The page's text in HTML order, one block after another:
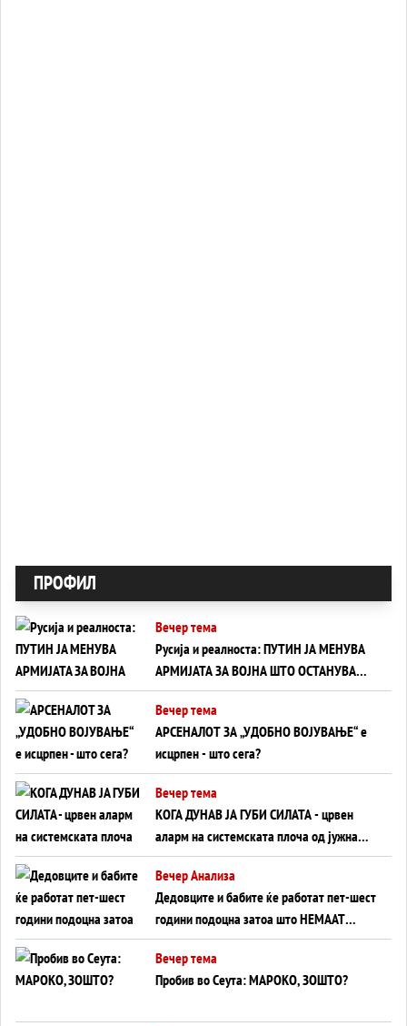
ПРОФИЛ
Вечер тема
Русија и реалноста: ПУТИН ЈА МЕНУВА
АРМИЈАТА ЗА ВОЈНА ШТО ОСТАНУВА
БЕЗ ФРОНТ
Вечер тема
АРСЕНАЛОТ ЗА „УДОБНО ВОЈУВАЊЕ“ е
исцрпен - што сега?
Вечер тема
КОГА ДУНАВ ЈА ГУБИ СИЛАТА - црвен
аларм на системската плоча од јужна
Германија до Црното Море...
Вечер Анализа
Дедовците и бабите ќе работат пет-шест
години подоцна затоа што НЕМААТ
ВНУЦИ ДА ГИ ЗАМЕНАТ
Вечер тема
Пробив во Сеута: МАРОКО, ЗОШТО?